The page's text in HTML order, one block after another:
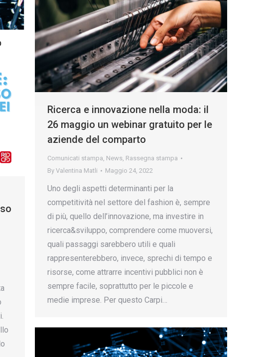
Ricerca e innovazione nella moda: il
26 maggio un webinar gratuito per le
aziende del comparto
Comunicati stampa, News, Rassegna stampa
By Valentina Matli Maggio 24, 2022
Uno degli aspetti determinanti per la
competitività nel settore del fashion è, sempre
di più, quello dell’innovazione, ma investire in
ricerca&sviluppo, comprendere come muoversi,
quali passaggi sarebbero utili e quali
rappresenterebbero, invece, sprechi di tempo e
risorse, come attrarre incentivi pubblici non è
sempre facile, soprattutto per le piccole e
medie imprese. Per questo Carpi…